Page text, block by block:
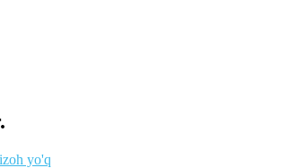
izoh yo'q